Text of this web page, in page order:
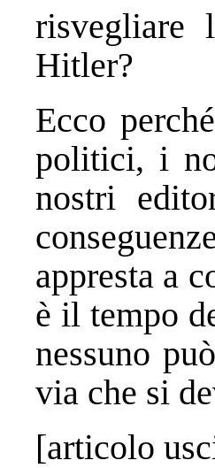
risvegliare
Hitler?
Ecco
politici, i
nostri
appresta a
è il tempo
nessuno
via che si
[articolo